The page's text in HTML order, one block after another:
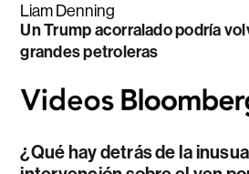
Liam Denning
Un Trump acorralado podría
grandes petroleras
¿Qué hay detrás de la